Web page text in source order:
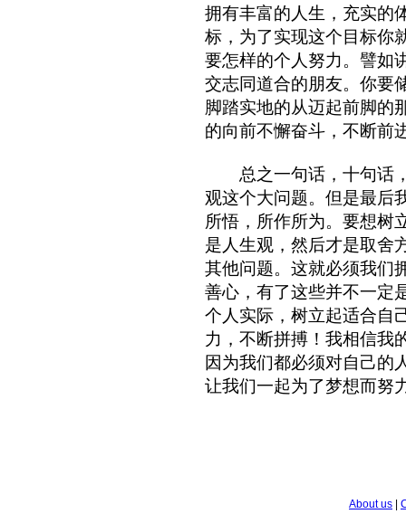
拥有丰富的人生，充实的
标，为了实现这个目标你
要怎样的个人努力。譬如
交志同道合的朋友。你要
脚踏实地的从迈起前脚的
的向前不懈奋斗，不断前
总之一句话，十句话，
观这个大问题。但是最后
所悟，所作所为。要想树
是人生观，然后才是取舍
其他问题。这就必须我们
善心，有了这些并不一定
个人实际，树立起适合自
力，不断拼搏！我相信我
因为我们都必须对自己的
让我们一起为了梦想而努
About us